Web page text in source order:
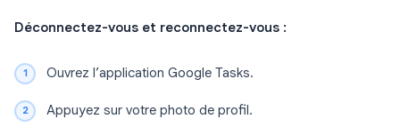
Déconnectez-vous et reconnectez-vous :
Ouvrez l’application Google Tasks.
Appuyez sur votre photo de profil.